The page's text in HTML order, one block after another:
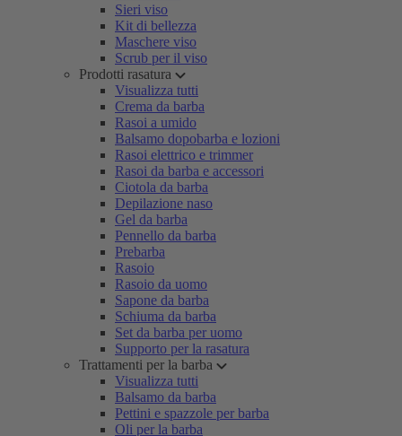
Sieri viso
Kit di bellezza
Maschere viso
Scrub per il viso
Prodotti rasatura
Visualizza tutti
Crema da barba
Rasoi a umido
Balsamo dopobarba e lozioni
Rasoi elettrico e trimmer
Rasoi da barba e accessori
Ciotola da barba
Depilazione naso
Gel da barba
Pennello da barba
Prebarba
Rasoio
Rasoio da uomo
Sapone da barba
Schiuma da barba
Set da barba per uomo
Supporto per la rasatura
Trattamenti per la barba
Visualizza tutti
Balsamo da barba
Pettini e spazzole per barba
Oli per la barba